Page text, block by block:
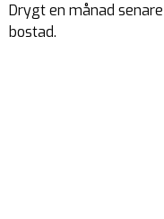
Drygt en månad
bostad.